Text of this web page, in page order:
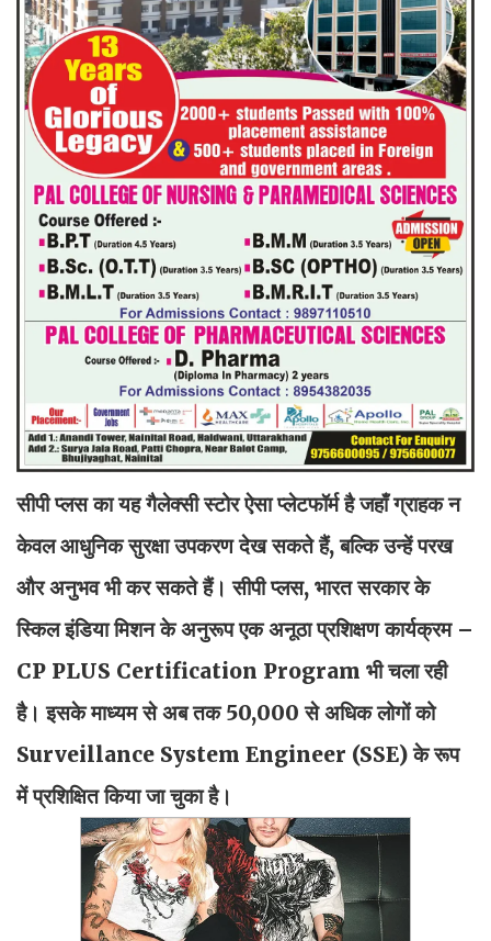
सीपी प्लस का यह गैलेक्सी स्टोर ऐसा प्लेटफॉर्म है जहाँ ग्राहक न
केवल आधुनिक सुरक्षा उपकरण देख सकते हैं, बल्कि उन्हें परख
और अनुभव भी कर सकते हैं। सीपी प्लस, भारत सरकार के
स्किल इंडिया मिशन के अनुरूप एक अनूठा प्रशिक्षण कार्यक्रम –
CP PLUS Certification Program भी चला रही
है। इसके माध्यम से अब तक 50,000 से अधिक लोगों को
Surveillance System Engineer (SSE) के रूप
में प्रशिक्षित किया जा चुका है।